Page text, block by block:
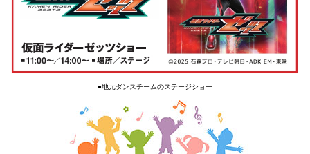
●地元ダンスチームのステージショー